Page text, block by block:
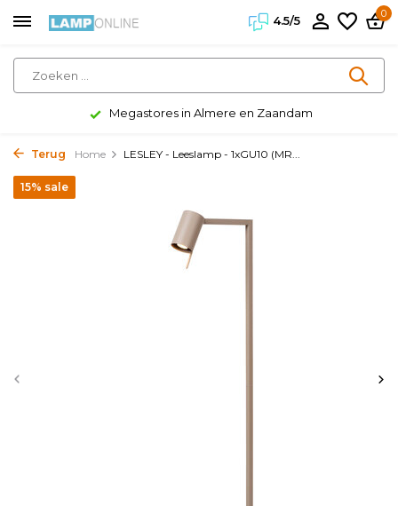
4.5/5
0
Megastores in Almere en Zaandam
Terug Home LESLEY - Leeslamp - 1xGU10 (MR...
15% sale